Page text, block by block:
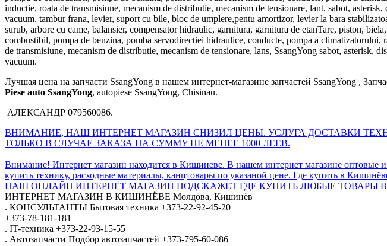
inductie, roata de transmisiune, mecanism de distributie, mecanism de tensionare, lant, sabot,
vacuum, tambur frana, levier, suport cu bile, bloc de umplere,pentu amortizor, levier la bara
surub, arbore cu came, balansier, compensator hidraulic, garnitura, garnitura de etanTare, piston,
combustibil, pompa de benzina, pomba servodirectiei hidraulice, conducte, pompa a
de transmisiune, mecanism de distributie, mecanism de tensionare, lans, SsangYong sabot,
vacuum.
Лучшая цена на запчасти SsangYong в нашем интернет-магазине запчастей SsangYong ,
Piese auto SsangYong, autopiese SsangYong, Chisinau.
АЛЕКСАНДР 079560086.
ВНИМАНИЕ, НАШ ИНТЕРНЕТ МАГАЗИН СНИЗИЛ ЦЕНЫ. УСЛУГА ДОСТАВКИ
ТОЛЬКО В СЛУЧАЕ ЗАКАЗА НА СУММУ НЕ МЕНЕЕ 1000 ЛЕЕВ.
Внимание! Интернет магазин находится в Кишиневе. В нашем интернет магазине
купить технику, расходные материалы, канцтовары по указаной цене. Где купить в
НАШ ОНЛАЙН ИНТЕРНЕТ МАГАЗИН ПОДСКАЖЕТ ГДЕ КУПИТЬ ЛЮБЫЕ ТОВАРЫ В
ИНТЕРНЕТ МАГАЗИН В КИШИНЁВЕ Молдова, Кишинёв
. КОНСУЛЬТАНТЫ Бытовая техника +373-22-92-45-20
+373-78-181-181
. IT-техника +373-22-93-15-55
. Автозапчасти Подбор автозапчастей +373-795-60-086